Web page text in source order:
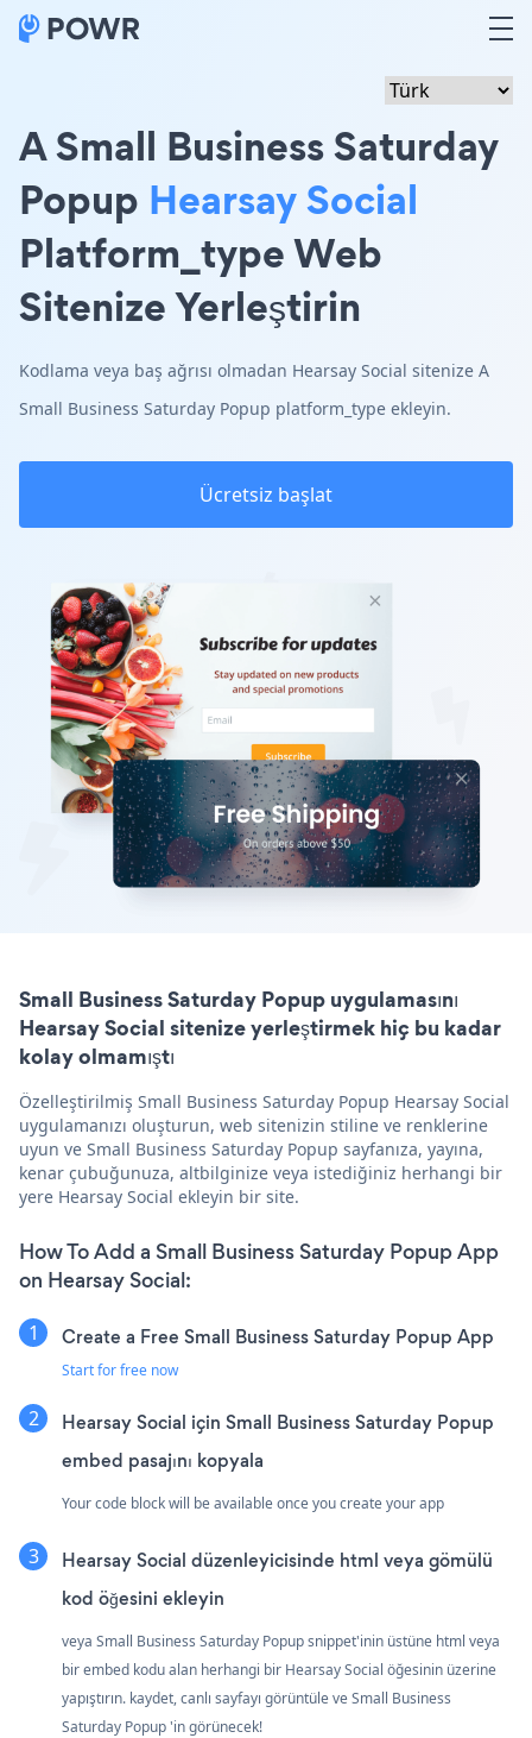
A Small Business Saturday
Popup Hearsay Social
Platform_type Web
Sitenize Yerleştirin
Kodlama veya baş ağrısı olmadan Hearsay Social sitenize A
Small Business Saturday Popup platform_type ekleyin.
Ücretsiz başlat
Small Business Saturday Popup uygulamasını
Hearsay Social sitenize yerleştirmek hiç bu kadar
kolay olmamıştı
Özelleştirilmiş Small Business Saturday Popup Hearsay Social
uygulamanızı oluşturun, web sitenizin stiline ve renklerine
uyun ve Small Business Saturday Popup sayfanıza, yayına,
kenar çubuğunuza, altbilginize veya istediğiniz herhangi bir
yere Hearsay Social ekleyin bir site.
How To Add a Small Business Saturday Popup App
on Hearsay Social:
Create a Free Small Business Saturday Popup App
Start for free now
Hearsay Social için Small Business Saturday Popup
embed pasajını kopyala
Your code block will be available once you create your app
Hearsay Social düzenleyicisinde html veya gömülü
kod öğesini ekleyin
veya Small Business Saturday Popup snippet'inin üstüne html veya
bir embed kodu alan herhangi bir Hearsay Social öğesinin üzerine
yapıştırın. kaydet, canlı sayfayı görüntüle ve Small Business
Saturday Popup 'in görünecek!